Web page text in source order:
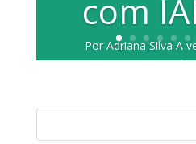
com
Por Adriana Silva A
Damus (PP) está